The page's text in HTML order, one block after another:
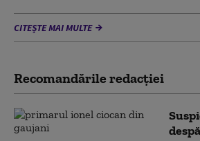
CITEȘTE MAI MULTE
Recomandările redacţiei